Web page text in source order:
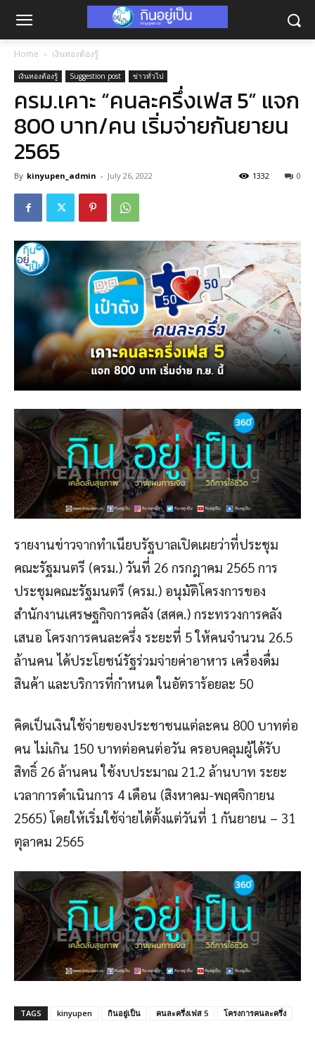
Home เงินทองต้องรู้
เงินทองต้องรู้ Suggestion post ข่าวทั่วไป
ครม.เคาะ “คนละครึ่งเฟส 5” แจก
800 บาท/คน เริ่มจ่ายกันยายน
2565
By kinyupen_admin - July 26, 2022 0
1332
รายงานข่าวจากทำเนียบรัฐบาลเปิดเผยว่าที่ประชุม
คณะรัฐมนตรี (ครม.) วันที่ 26 กรกฎาคม 2565 การ
ประชุมคณะรัฐมนตรี (ครม.) อนุมัติโครงการของ
สำนักงานเศรษฐกิจการคลัง (สศค.) กระทรวงการคลัง
เสนอ โครงการคนละครึ่ง ระยะที่ 5 ให้คนจำนวน 26.5
ล้านคน ได้ประโยชน์รัฐร่วมจ่ายค่าอาหาร เครื่องดื่ม
สินค้า และบริการที่กำหนด ในอัตราร้อยละ 50
คิดเป็นเงินใช้จ่ายของประชาชนแต่ละคน 800 บาทต่อ
คน ไม่เกิน 150 บาทต่อคนต่อวัน ครอบคลุมผู้ได้รับ
สิทธิ์ 26 ล้านคน ใช้งบประมาณ 21.2 ล้านบาท ระยะ
เวลาการดำเนินการ 4 เดือน (สิงหาคม-พฤศจิกายน
2565) โดยให้เริ่มใช้จ่ายได้ตั้งแต่วันที่ 1 กันยายน – 31
ตุลาคม 2565
TAGS kinyupen กินอยู่เป็น คนละครึ่งเฟส 5 โครงการคนละครึ่ง